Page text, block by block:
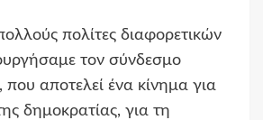
πολίτες διαφορετικών
τον σύνδεσμο
αποτελεί ένα κίνημα για
δημοκρατίας, για τη